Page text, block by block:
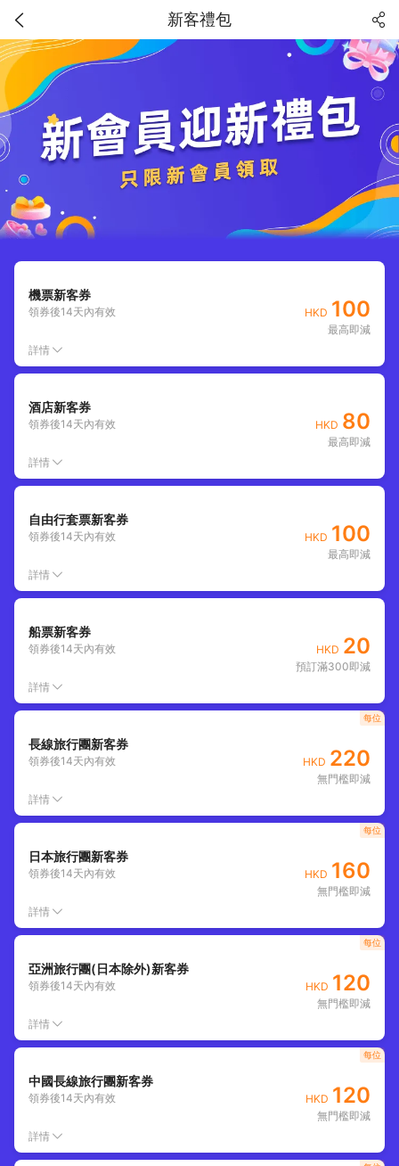
新客禮包
機票新客券
領券後14天內有效 HKD 100
最高即減
詳情
酒店新客券
領券後14天內有效 HKD 80
最高即減
詳情
自由行套票新客券
領券後14天內有效 HKD 100
最高即減
詳情
船票新客券
領券後14天內有效 HKD 20
預訂滿300即減
詳情
長線旅行團新客券
領券後14天內有效 HKD 220
無門檻即減
每位
詳情
日本旅行團新客券
領券後14天內有效 HKD 160
無門檻即減
每位
詳情
亞洲旅行團(日本除外)新客券
領券後14天內有效 HKD 120
無門檻即減
每位
詳情
中國長線旅行團新客券
領券後14天內有效 HKD 120
無門檻即減
每位
詳情